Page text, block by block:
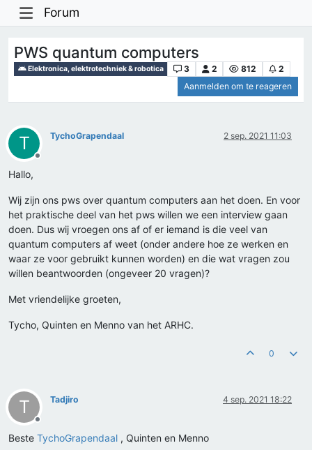
Forum
PWS quantum computers
Elektronica, elektrotechniek & robotica 3 2 812
2
Aanmelden om te reageren
T
Offline
TychoGrapendaal 2 sep. 2021 11:03
Hallo,
Wij zijn ons pws over quantum computers aan het doen. En voor
het praktische deel van het pws willen we een interview gaan
doen. Dus wij vroegen ons af of er iemand is die veel van
quantum computers af weet (onder andere hoe ze werken en
waar ze voor gebruikt kunnen worden) en die wat vragen zou
willen beantwoorden (ongeveer 20 vragen)?
Met vriendelijke groeten,
Tycho, Quinten en Menno van het ARHC.
0
T
Offline
Tadjiro 4 sep. 2021 18:22
Beste TychoGrapendaal , Quinten en Menno